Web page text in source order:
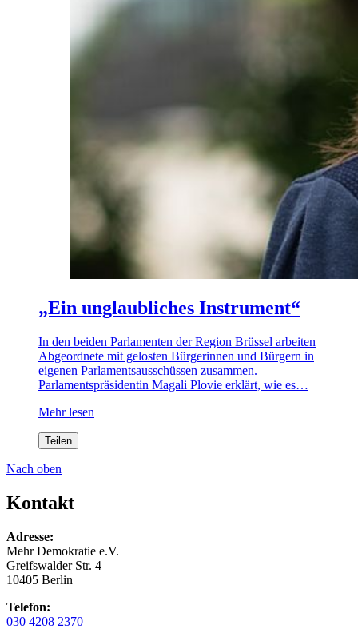
„Ein unglaubliches Instrument“
In den beiden Parlamenten der Region Brüssel arbeiten
Abgeordnete mit gelosten Bürgerinnen und Bürgern in
eigenen Parlamentsausschüssen zusammen.
Parlamentspräsidentin Magali Plovie erklärt, wie es…
Mehr lesen
Teilen
Nach oben
Kontakt
Adresse:
Mehr Demokratie e.V.
Greifswalder Str. 4
10405 Berlin
Telefon:
030 4208 2370